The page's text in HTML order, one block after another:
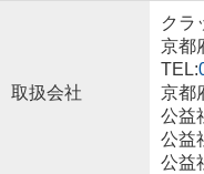
取扱会社
クラ
京都
TEL:
京都
公益
公益
公益